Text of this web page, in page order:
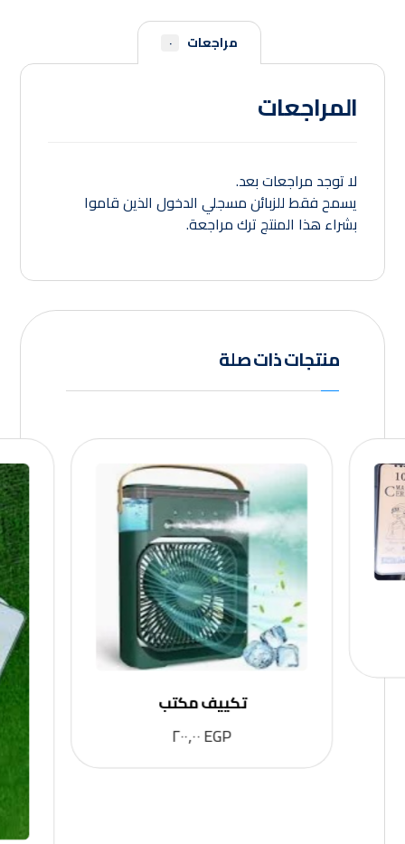
مراجعات ٠
المراجعات
لا توجد مراجعات بعد.
يسمح فقط للزبائن مسجلي الدخول الذين قاموا
بشراء هذا المنتج ترك مراجعة.
منتجات ذات صلة
تكييف مكتب
EGP